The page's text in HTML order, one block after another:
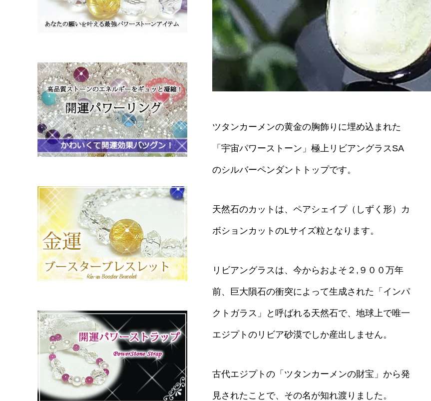
ツタンカーメンの黄金の胸飾りに埋め込まれた
「宇宙パワーストーン」極上リビアングラスSA
のシルバーペンダントトップです。
天然石のカットは、ペアシェイプ（しずく形）カ
ボションカットのLサイズ粒となります。
リビアングラスは、今からおよそ２,９００万年
前、巨大隕石の衝突によって生成された「インパ
クトガラス」と呼ばれる天然石で、地球上で唯一
エジプトのリビア砂漠でしか産出しません。
古代エジプトの「ツタンカーメンの財宝」から発
見されたことで、その名が知れ渡りました。